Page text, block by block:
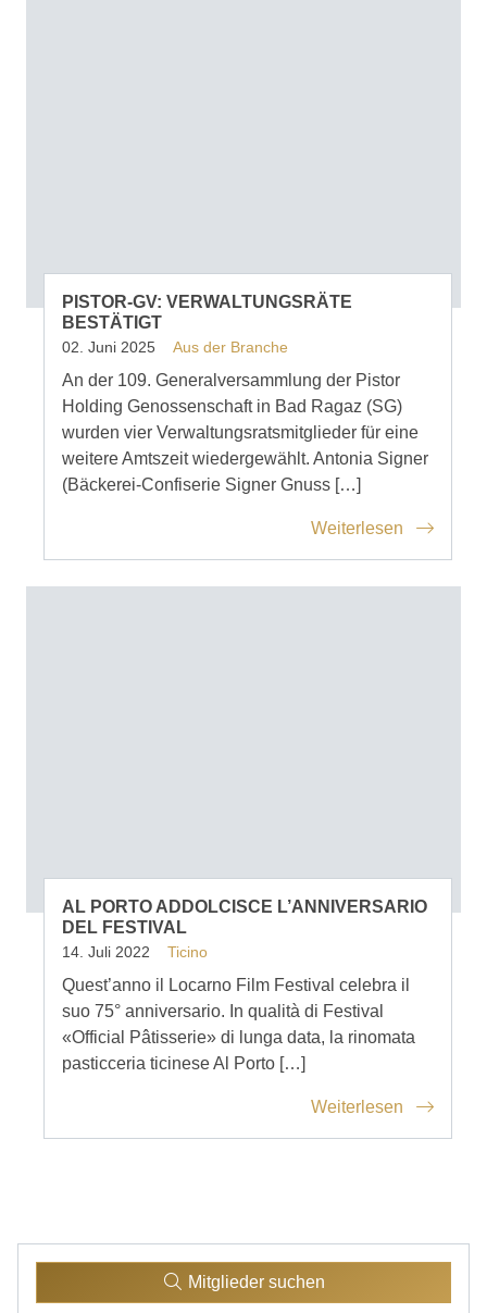
PISTOR-GV: VERWALTUNGSRÄTE
BESTÄTIGT
02. Juni 2025 Aus der Branche
An der 109. Generalversammlung der Pistor
Holding Genossenschaft in Bad Ragaz (SG)
wurden vier Verwaltungsratsmitglieder für eine
weitere Amtszeit wiedergewählt. Antonia Signer
(Bäckerei-Confiserie Signer Gnuss […]
Weiterlesen
AL PORTO ADDOLCISCE L’ANNIVERSARIO
DEL FESTIVAL
14. Juli 2022 Ticino
Quest’anno il Locarno Film Festival celebra il
suo 75° anniversario. In qualità di Festival
«Official Pâtisserie» di lunga data, la rinomata
pasticceria ticinese Al Porto […]
Weiterlesen
Mitglieder suchen